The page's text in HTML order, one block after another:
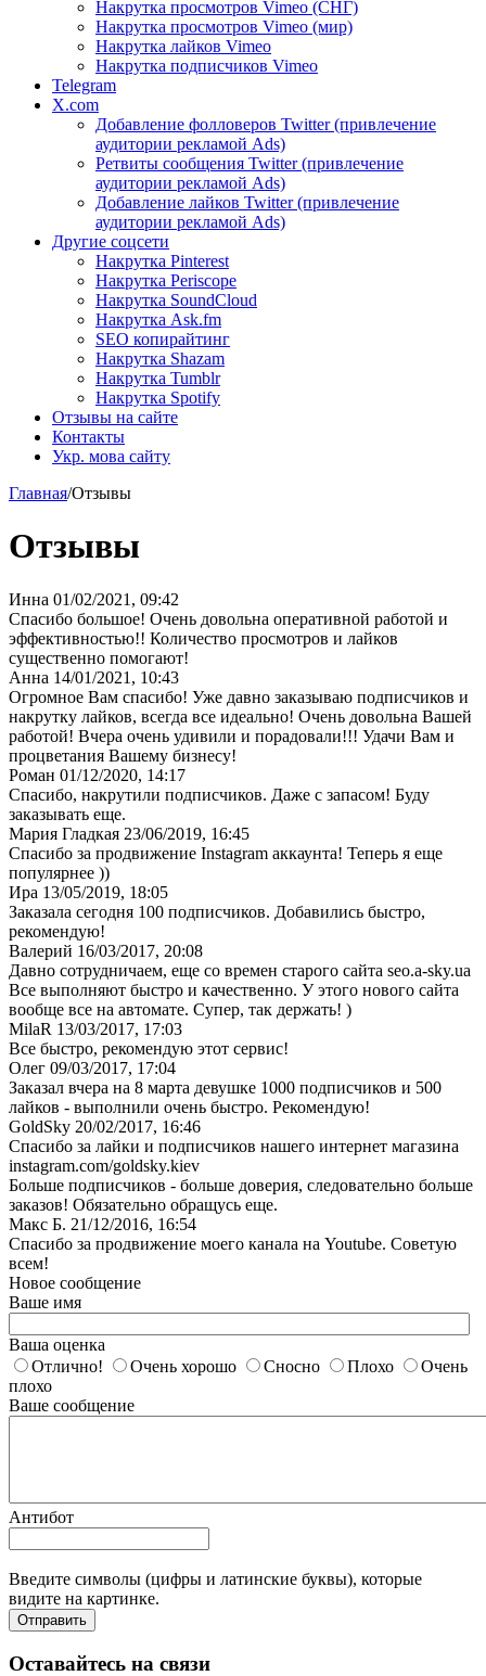
Накрутка просмотров Vimeo (СНГ)
Накрутка просмотров Vimeo (мир)
Накрутка лайков Vimeo
Накрутка подписчиков Vimeo
Telegram
X.com
Добавление фолловеров Twitter (привлечение
аудитории рекламой Ads)
Ретвиты сообщения Twitter (привлечение
аудитории рекламой Ads)
Добавление лайков Twitter (привлечение
аудитории рекламой Ads)
Другие соцсети
Накрутка Pinterest
Накрутка Periscope
Накрутка SoundCloud
Накрутка Ask.fm
SEO копирайтинг
Накрутка Shazam
Накрутка Tumblr
Накрутка Spotify
Отзывы на сайте
Контакты
Укр. мова сайту
Главная/Отзывы
Отзывы
Инна 01/02/2021, 09:42
Спасибо большое! Очень довольна оперативной работой и
эффективностью!! Количество просмотров и лайков
существенно помогают!
Анна 14/01/2021, 10:43
Огромное Вам спасибо! Уже давно заказываю подписчиков и
накрутку лайков, всегда все идеально! Очень довольна Вашей
работой! Вчера очень удивили и порадовали!!! Удачи Вам и
процветания Вашему бизнесу!
Роман 01/12/2020, 14:17
Спасибо, накрутили подписчиков. Даже с запасом! Буду
заказывать еще.
Мария Гладкая 23/06/2019, 16:45
Спасибо за продвижение Instagram аккаунта! Теперь я еще
популярнее ))
Ира 13/05/2019, 18:05
Заказала сегодня 100 подписчиков. Добавились быстро,
рекомендую!
Валерий 16/03/2017, 20:08
Давно сотрудничаем, еще со времен старого сайта seo.a-sky.ua
Все выполняют быстро и качественно. У этого нового сайта
вообще все на автомате. Супер, так держать! )
MilaR 13/03/2017, 17:03
Все быстро, рекомендую этот сервис!
Олег 09/03/2017, 17:04
Заказал вчера на 8 марта девушке 1000 подписчиков и 500
лайков - выполнили очень быстро. Рекомендую!
GoldSky 20/02/2017, 16:46
Спасибо за лайки и подписчиков нашего интернет магазина
instagram.com/goldsky.kiev
Больше подписчиков - больше доверия, следовательно больше
заказов! Обязательно обращусь еще.
Макс Б. 21/12/2016, 16:54
Спасибо за продвижение моего канала на Youtube. Советую
всем!
Новое сообщение
Ваше имя
Ваша оценка
Отлично!
Очень хорошо Сносно Плохо
Очень
плохо
Ваше сообщение
Антибот
Введите символы (цифры и латинские буквы), которые
видите на картинке.
Отправить
Оставайтесь на связи